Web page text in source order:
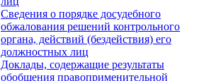
Сведения о порядке досудебного
обжалования решений контрольного
органа, действий (бездействия) его
должностных лиц
Доклады, содержащие результаты
обобщения правоприменительной